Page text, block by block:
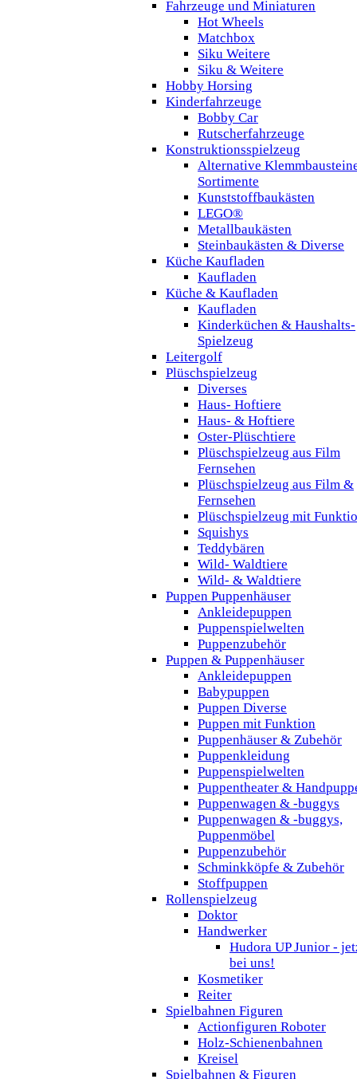
Fahrzeuge und Miniaturen
Hot Wheels
Matchbox
Siku Weitere
Siku & Weitere
Hobby Horsing
Kinderfahrzeuge
Bobby Car
Rutscherfahrzeuge
Konstruktionsspielzeug
Alternative
Sortimente
Kunststoffbaukästen
LEGO®
Metallbaukästen
Steinbaukästen & Diverse
Küche Kaufladen
Kaufladen
Küche & Kaufladen
Kaufladen
Kinderküchen & Haushalts-
Spielzeug
Leitergolf
Plüschspielzeug
Diverses
Haus- Hoftiere
Haus- & Hoftiere
Oster-Plüschtiere
Plüschspielzeug aus Film
Fernsehen
Plüschspielzeug aus Film &
Fernsehen
Plüschspielzeug mit
Squishys
Teddybären
Wild- Waldtiere
Wild- & Waldtiere
Puppen Puppenhäuser
Ankleidepuppen
Puppenspielwelten
Puppenzubehör
Puppen & Puppenhäuser
Ankleidepuppen
Babypuppen
Puppen Diverse
Puppen mit Funktion
Puppenhäuser & Zubehör
Puppenkleidung
Puppenspielwelten
Puppentheater &
Puppenwagen & -buggys
Puppenwagen & -buggys,
Puppenmöbel
Puppenzubehör
Schminkköpfe & Zubehör
Stoffpuppen
Rollenspielzeug
Doktor
Handwerker
Hudora UP Junior -
bei uns!
Kosmetiker
Reiter
Spielbahnen Figuren
Actionfiguren Roboter
Holz-Schienenbahnen
Kreisel
Spielbahnen & Figuren